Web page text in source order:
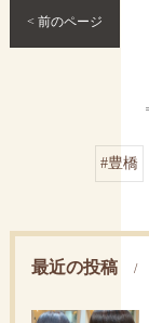
< 前のページ
#豊橋
最近の投稿